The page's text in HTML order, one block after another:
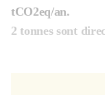
tCO2eq/an.
2 tonnes sont